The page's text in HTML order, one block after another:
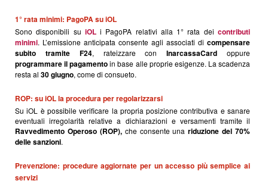
1° rata minimi: PagoPA su iOL
Sono disponibili su iOLi PagoPA relativi alla 1° rata deicontributi
minimi. L’emissione anticipata consente agli associati di compensare
subito tramite F24, rateizzare conInarcassaCard oppure
programmare il pagamentoin base alle proprie esigenze. La scadenza
resta al 30 giugno, come di consueto.
ROP: su iOL la procedura per regolarizzarsi
Su iOL è possibile verificare la propria posizione contributiva e sanare
eventuali irregolarità relative a dichiarazioni e versamenti tramite il
Ravvedimento Operoso (ROP), che consente unariduzione del 70%
delle sanzioni.
Prevenzione: procedure aggiornate per un accesso più semplice ai
servizi